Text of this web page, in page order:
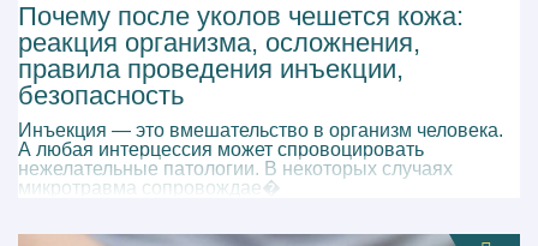
Почему после уколов чешется кожа:
реакция организма, осложнения,
правила проведения инъекции,
безопасность
Инъекция — это вмешательство в организм человека.
А любая интерцессия может спровоцировать
нежелательные патологии. В некоторых случаях
микротравма сопровождае�